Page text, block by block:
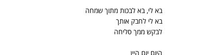
בא לי, בא לבכות מתוך שמחה
בא לי לחבק אותך
לבקש ממך סליחה
היום יום היין